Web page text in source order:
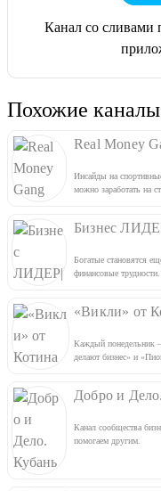
Канал со сливами
Похожие
Real Money
Инсайды на
можно заработать на
Бизнес
Богатые становятся
финансовые
«Викли» от
Каждый понедельник
делают бизнес» и
Добро и
Канал сообщества
помогаем другим.